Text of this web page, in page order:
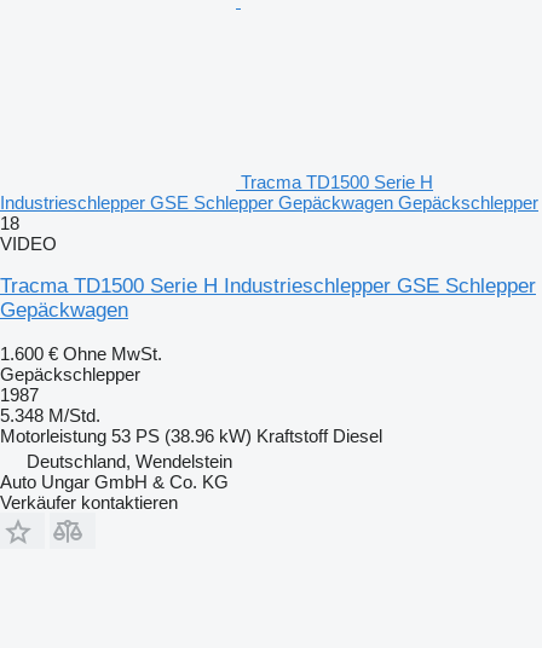
Tracma TD1500 Serie H
Industrieschlepper GSE Schlepper Gepäckwagen Gepäckschlepper
18
VIDEO
Tracma TD1500 Serie H Industrieschlepper GSE Schlepper
Gepäckwagen
1.600 € Ohne MwSt.
Gepäckschlepper
1987
5.348 M/Std.
Motorleistung 53 PS (38.96 kW) Kraftstoff Diesel
Deutschland, Wendelstein
Auto Ungar GmbH & Co. KG
Verkäufer kontaktieren